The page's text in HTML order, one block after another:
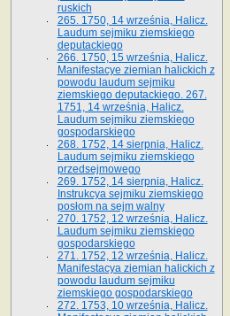
ruskich
265. 1750, 14 września, Halicz.
Laudum sejmiku ziemskiego
deputackiego
266. 1750, 15 września, Halicz.
Manifestacye ziemian halickich z
powodu laudum sejmiku
ziemskiego deputackiego. 267.
1751, 14 września, Halicz.
Laudum sejmiku ziemskiego
gospodarskiego
268. 1752, 14 sierpnia, Halicz.
Laudum sejmiku ziemskiego
przedsejmowego
269. 1752, 14 sierpnia, Halicz.
Instrukcya sejmiku ziemskiego
posłom na sejm walny
270. 1752, 12 września, Halicz.
Laudum sejmiku ziemskiego
gospodarskiego
271. 1752, 12 września, Halicz.
Manifestacya ziemian halickich z
powodu laudum sejmiku
ziemskiego gospodarskiego
272. 1753, 10 września, Halicz.